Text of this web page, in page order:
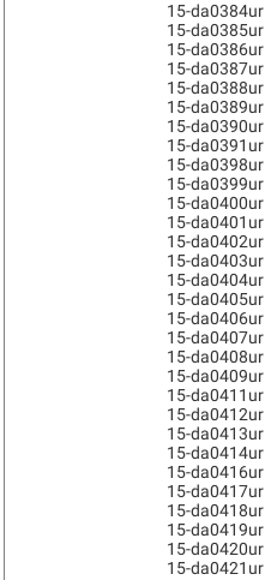
15-da0384ur
15-da0385ur
15-da0386ur
15-da0387ur
15-da0388ur
15-da0389ur
15-da0390ur
15-da0391ur
15-da0398ur
15-da0399ur
15-da0400ur
15-da0401ur
15-da0402ur
15-da0403ur
15-da0404ur
15-da0405ur
15-da0406ur
15-da0407ur
15-da0408ur
15-da0409ur
15-da0411ur
15-da0412ur
15-da0413ur
15-da0414ur
15-da0416ur
15-da0417ur
15-da0418ur
15-da0419ur
15-da0420ur
15-da0421ur